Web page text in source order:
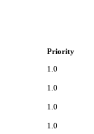
Priority
1.0
1.0
1.0
1.0